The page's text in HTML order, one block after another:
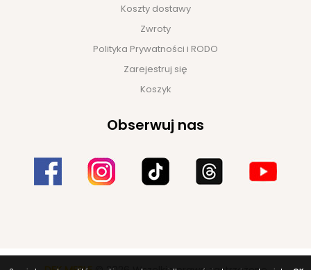
Koszty dostawy
Zwroty
Polityka Prywatności i RODO
Zarejestruj się
Koszyk
Obserwuj nas